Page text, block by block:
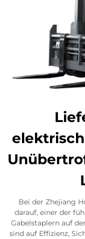
Bei der Zhejiang
darauf, einer der
Gabelstaplern auf
sind auf Effizienz,